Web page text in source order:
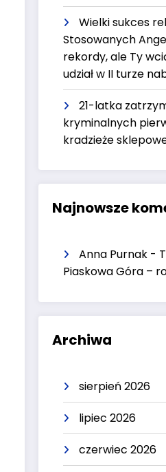
Wielki sukces
Stosowanych
rekordy, ale Ty
udział w II turze
21-latka
kryminalnych
kradzieże
Najnowsze
Anna Purnak -
Piaskowa Góra –
Archiwa
sierpień 2026
lipiec 2026
czerwiec 2026